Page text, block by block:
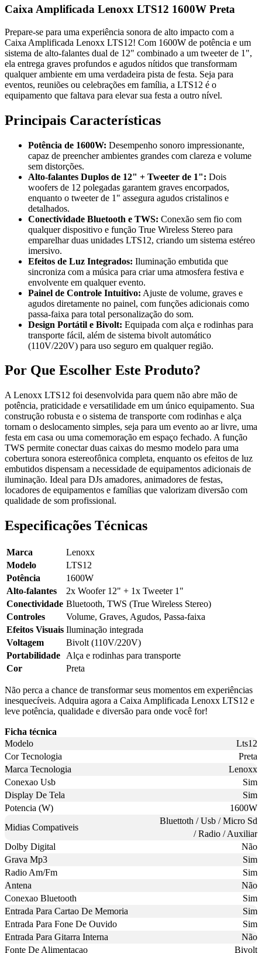
Caixa Amplificada Lenoxx LTS12 1600W Preta
Prepare-se para uma experiência sonora de alto impacto com a
Caixa Amplificada Lenoxx LTS12! Com 1600W de potência e um
sistema de alto-falantes dual de 12" combinado a um tweeter de 1",
ela entrega graves profundos e agudos nítidos que transformam
qualquer ambiente em uma verdadeira pista de festa. Seja para
eventos, reuniões ou celebrações em família, a LTS12 é o
equipamento que faltava para elevar sua festa a outro nível.
Principais Características
Potência de 1600W: Desempenho sonoro impressionante,
capaz de preencher ambientes grandes com clareza e volume
sem distorções.
Alto-falantes Duplos de 12" + Tweeter de 1": Dois
woofers de 12 polegadas garantem graves encorpados,
enquanto o tweeter de 1" assegura agudos cristalinos e
detalhados.
Conectividade Bluetooth e TWS: Conexão sem fio com
qualquer dispositivo e função True Wireless Stereo para
emparelhar duas unidades LTS12, criando um sistema estéreo
imersivo.
Efeitos de Luz Integrados: Iluminação embutida que
sincroniza com a música para criar uma atmosfera festiva e
envolvente em qualquer evento.
Painel de Controle Intuitivo: Ajuste de volume, graves e
agudos diretamente no painel, com funções adicionais como
passa-faixa para total personalização do som.
Design Portátil e Bivolt: Equipada com alça e rodinhas para
transporte fácil, além de sistema bivolt automático
(110V/220V) para uso seguro em qualquer região.
Por Que Escolher Este Produto?
A Lenoxx LTS12 foi desenvolvida para quem não abre mão de
potência, praticidade e versatilidade em um único equipamento. Sua
construção robusta e o sistema de transporte com rodinhas e alça
tornam o deslocamento simples, seja para um evento ao ar livre, uma
festa em casa ou uma comemoração em espaço fechado. A função
TWS permite conectar duas caixas do mesmo modelo para uma
cobertura sonora estereofônica completa, enquanto os efeitos de luz
embutidos dispensam a necessidade de equipamentos adicionais de
iluminação. Ideal para DJs amadores, animadores de festas,
locadores de equipamentos e famílias que valorizam diversão com
qualidade de som profissional.
Especificações Técnicas
Marca
Lenoxx
Modelo
LTS12
Potência
1600W
Alto-falantes
2x Woofer 12" + 1x Tweeter 1"
Conectividade Bluetooth, TWS (True Wireless Stereo)
Controles
Volume, Graves, Agudos, Passa-faixa
Efeitos Visuais Iluminação integrada
Voltagem
Bivolt (110V/220V)
Portabilidade
Alça e rodinhas para transporte
Cor
Preta
Não perca a chance de transformar seus momentos em experiências
inesquecíveis. Adquira agora a Caixa Amplificada Lenoxx LTS12 e
leve potência, qualidade e diversão para onde você for!
Ficha técnica
Modelo
Lts12
Cor Tecnologia
Preta
Marca Tecnologia
Lenoxx
Conexao Usb
Sim
Display De Tela
Sim
Potencia (W)
1600W
Midias Compativeis
Bluettoth / Usb / Micro Sd
/ Radio / Auxiliar
Dolby Digital
Não
Grava Mp3
Sim
Radio Am/Fm
Sim
Antena
Não
Conexao Bluetooth
Sim
Entrada Para Cartao De Memoria
Sim
Entrada Para Fone De Ouvido
Sim
Entrada Para Gitarra Interna
Não
Fonte De Alimentacao
Bivolt